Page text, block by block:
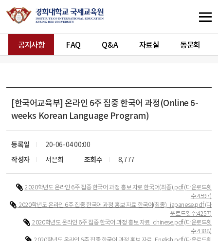
공지사항 FAQ Q&A 자료실 동문회
[한국어교육부] 온라인 6주 집중 한국어 과정(Online 6-
weeks Korean Language Program)
등록일
20-06-04 00:00
작성자
서은희 조회수 8,777
2020학년도 온라인 6주 집중 한국어 과정 홍보 자료 한국어(최종).pdf(다운로드횟
수:4597)
2020학년도 온라인 6주 집중 한국어 과정 홍보 자료 한국어(최종)_japanese.pdf(다
운로드횟수:4257)
2020학년도 온라인 6주 집중 한국어 과정 홍보 자료_chinese.pdf(다운로드횟
수:4188)